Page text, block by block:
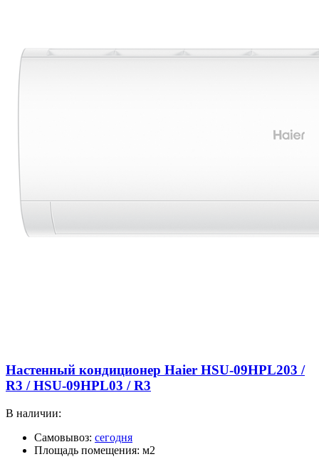
Настенный кондиционер Haier HSU-09HPL203 /
R3 / HSU-09HPL03 / R3
В наличии:
Самовывоз: сегодня
Площадь помещения: м2